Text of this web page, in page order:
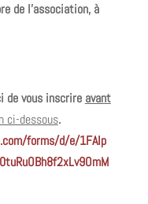
de l’association, à
de vous inscrire avant
ci-dessous.
forms/d/e/1FAIp